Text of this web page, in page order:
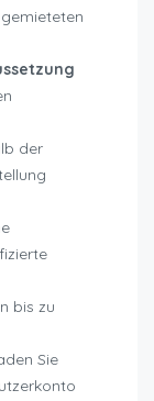
der
bis zu
Sie